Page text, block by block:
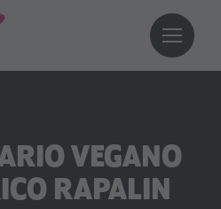
VEGANO
RAPALIN